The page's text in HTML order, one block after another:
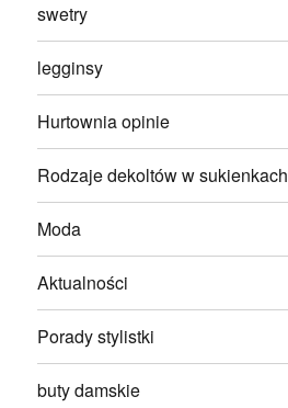
swetry
legginsy
Hurtownia opinie
Rodzaje dekoltów w sukienkach
Moda
Aktualności
Porady stylistki
buty damskie